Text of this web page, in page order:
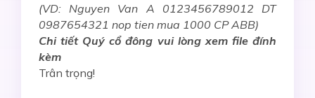
(VD: Nguyen Van A 0123456789012 DT
0987654321 nop tien mua 1000 CP ABB)
Chi tiết Quý cổ đông vui lòng xem file đính
kèm
Trân trọng!